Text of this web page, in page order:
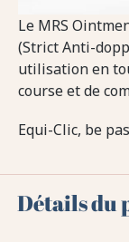
Le MRS
(Strict Anti-
utilisation en
course et de
Equi-Clic, be
Détails du